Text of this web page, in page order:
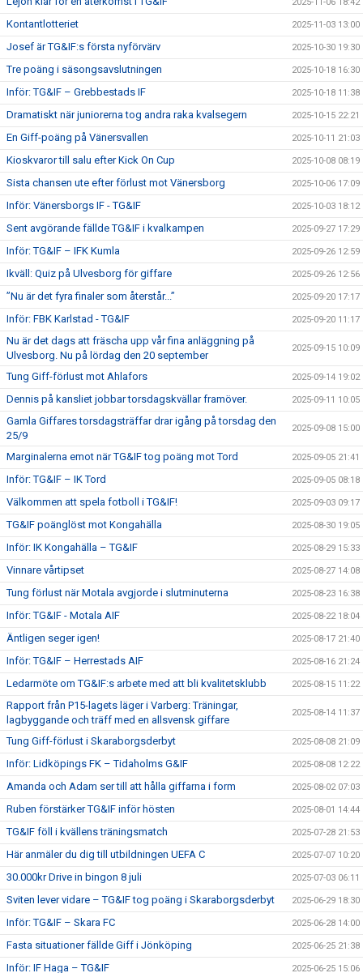
Kontantlotteriet 2025-11-03 13:00
Josef är TG&IF:s första nyförvärv 2025-10-30 19:30
Tre poäng i säsongsavslutningen 2025-10-18 16:30
Inför: TG&IF – Grebbestads IF 2025-10-18 11:38
Dramatiskt när juniorerna tog andra raka kvalsegern 2025-10-15 22:21
En Giff-poäng på Vänersvallen 2025-10-11 21:03
Kioskvaror till salu efter Kick On Cup 2025-10-08 08:19
Sista chansen ute efter förlust mot Vänersborg 2025-10-06 17:09
Inför: Vänersborgs IF - TG&IF 2025-10-03 18:12
Sent avgörande fällde TG&IF i kvalkampen 2025-09-27 17:29
Inför: TG&IF – IFK Kumla 2025-09-26 12:59
Ikväll: Quiz på Ulvesborg för giffare 2025-09-26 12:56
”Nu är det fyra finaler som återstår...” 2025-09-20 17:17
Inför: FBK Karlstad - TG&IF 2025-09-20 11:17
Nu är det dags att fräscha upp vår fina anläggning på
Ulvesborg. Nu på lördag den 20 september
2025-09-15 10:09
Tung Giff-förlust mot Ahlafors 2025-09-14 19:02
Dennis på kansliet jobbar torsdagskvällar framöver. 2025-09-11 10:05
Gamla Giffares torsdagsträffar drar igång på torsdag den
25/9
2025-09-08 15:00
Marginalerna emot när TG&IF tog poäng mot Tord 2025-09-05 21:41
Inför: TG&IF – IK Tord 2025-09-05 08:18
Välkommen att spela fotboll i TG&IF! 2025-09-03 09:17
TG&IF poänglöst mot Kongahälla 2025-08-30 19:05
Inför: IK Kongahälla – TG&IF 2025-08-29 15:33
Vinnare vårtipset 2025-08-27 14:08
Tung förlust när Motala avgjorde i slutminuterna 2025-08-23 16:38
Inför: TG&IF - Motala AIF 2025-08-22 18:04
Äntligen seger igen! 2025-08-17 21:40
Inför: TG&IF – Herrestads AIF 2025-08-16 21:24
Ledarmöte om TG&IF:s arbete med att bli kvalitetsklubb 2025-08-15 11:22
Rapport från P15-lagets läger i Varberg: Träningar,
lagbyggande och träff med en allsvensk giffare
2025-08-14 11:37
Tung Giff-förlust i Skaraborgsderbyt 2025-08-08 21:09
Inför: Lidköpings FK – Tidaholms G&IF 2025-08-08 12:22
Amanda och Adam ser till att hålla giffarna i form 2025-08-02 07:03
Ruben förstärker TG&IF inför hösten 2025-08-01 14:44
TG&IF föll i kvällens träningsmatch 2025-07-28 21:53
Här anmäler du dig till utbildningen UEFA C 2025-07-07 10:20
30.000kr Drive in bingon 8 juli 2025-07-03 06:11
Sviten lever vidare – TG&IF tog poäng i Skaraborgsderbyt 2025-06-29 18:30
Inför: TG&IF – Skara FC 2025-06-28 14:00
Fasta situationer fällde Giff i Jönköping 2025-06-25 21:38
Inför: IF Haga – TG&IF 2025-06-25 15:06